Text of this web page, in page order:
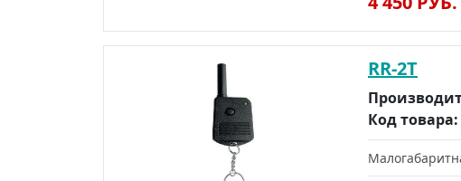
RR-2T
Код товара: